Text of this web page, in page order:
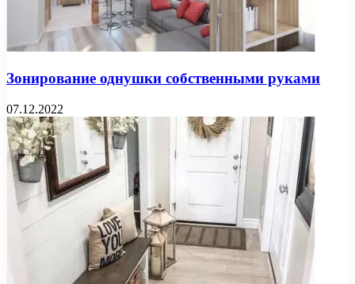
Зонирование однушки собственными руками
07.12.2022